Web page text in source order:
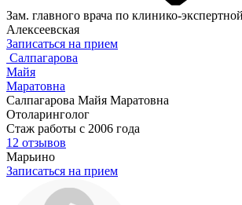
Зам. главного врача по клинико-
Алексеевская
Записаться на прием
Салпагарова
Майя
Маратовна
Салпагарова Майя Маратовна
Отоларинголог
Стаж работы с 2006 года
12 отзывов
Марьино
Записаться на прием